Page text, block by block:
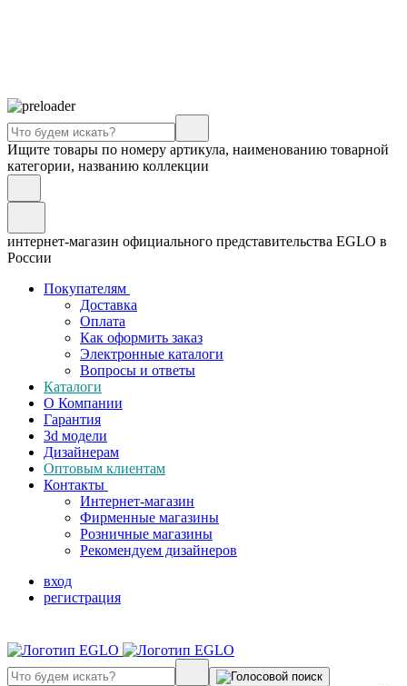
Ищите товары по номеру артикула, наименованию товарной
категории, названию коллекции
интернет-магазин официального представительства EGLO в
России
Покупателям
Доставка
Оплата
Как оформить заказ
Электронные каталоги
Вопросы и ответы
Каталоги
О Компании
Гарантия
3d модели
Дизайнерам
Оптовым клиентам
Контакты
Интернет-магазин
Фирменные магазины
Розничные магазины
Рекомендуем дизайнеров
вход
регистрация